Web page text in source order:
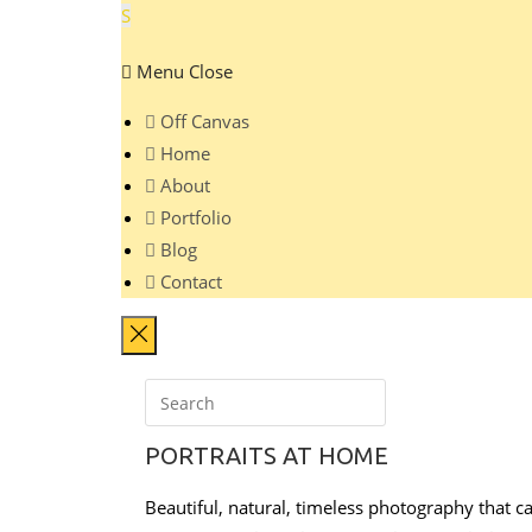
S
Menu Close
Off Canvas
Home
About
Portfolio
Blog
Contact
PORTRAITS AT HOME
Beautiful, natural, timeless photography that